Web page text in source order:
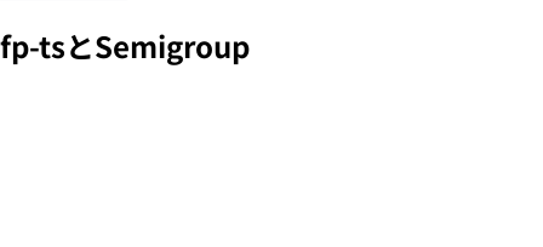
fp-tsとSemigroup